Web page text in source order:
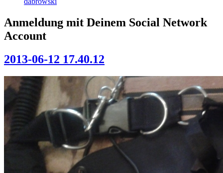
Anmeldung mit Deinem Social Network
Account
2013-06-12 17.40.12